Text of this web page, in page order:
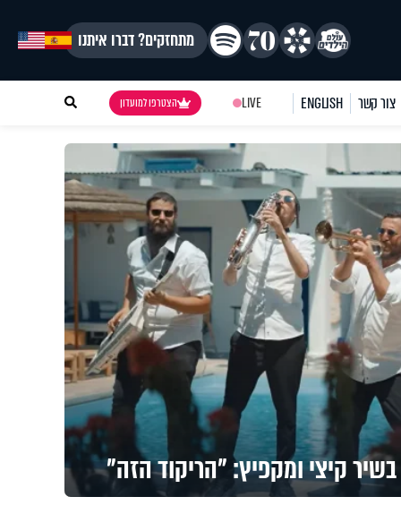
מתחזקים? דברו איתנו
צור קשר ENGLISH
LIVE הצטרפו למועדון
בשיר קיצי ומקפיץ: "הריקוד הזה"